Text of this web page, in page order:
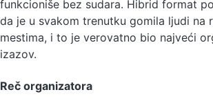
funkcioniše bez sudara. Hibrid format
da je u svakom trenutku gomila ljudi na
mestima, i to je verovatno bio najveći
izazov.
Reč organizatora